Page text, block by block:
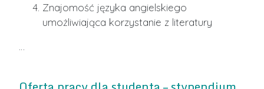
Znajomość języka angielskiego
umożliwiająca korzystanie z literatury
…